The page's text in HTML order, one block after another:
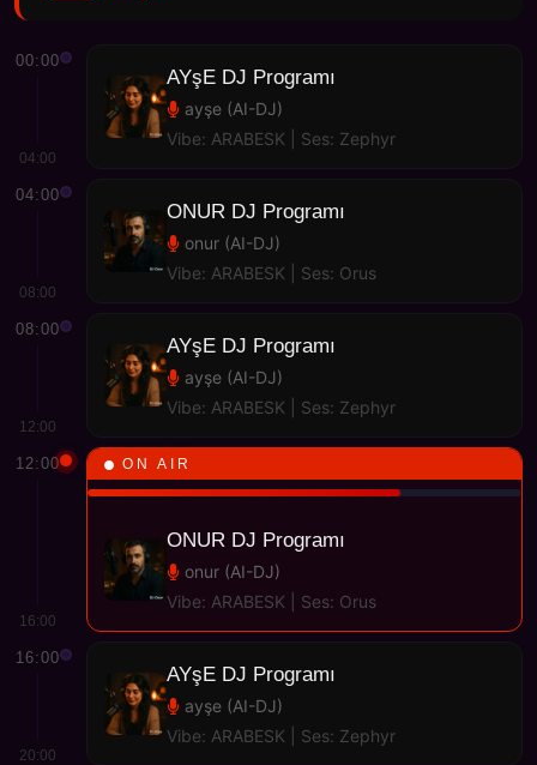
00:00
04:00
AYşE DJ Programı
ayşe (AI-DJ)
Vibe: ARABESK | Ses: Zephyr
04:00
08:00
ONUR DJ Programı
onur (AI-DJ)
Vibe: ARABESK | Ses: Orus
08:00
12:00
AYşE DJ Programı
ayşe (AI-DJ)
Vibe: ARABESK | Ses: Zephyr
12:00
16:00
ON AIR
67 dk kaldı
ONUR DJ Programı
onur (AI-DJ)
Vibe: ARABESK | Ses: Orus
16:00
20:00
AYşE DJ Programı
ayşe (AI-DJ)
Vibe: ARABESK | Ses: Zephyr